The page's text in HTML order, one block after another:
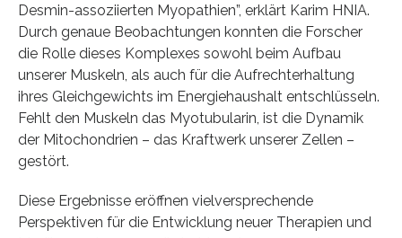
Desmin-assoziierten Myopathien”, erklärt Karim HNIA.
Durch genaue Beobachtungen konnten die Forscher
die Rolle dieses Komplexes sowohl beim Aufbau
unserer Muskeln, als auch für die Aufrechterhaltung
ihres Gleichgewichts im Energiehaushalt entschlüsseln.
Fehlt den Muskeln das Myotubularin, ist die Dynamik
der Mitochondrien – das Kraftwerk unserer Zellen –
gestört.
Diese Ergebnisse eröffnen vielversprechende
Perspektiven für die Entwicklung neuer Therapien und